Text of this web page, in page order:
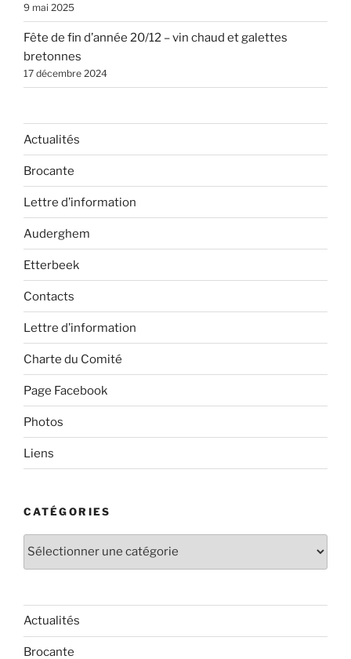
9 mai 2025
Fête de fin d’année 20/12 – vin chaud et galettes
bretonnes
17 décembre 2024
Actualités
Brocante
Lettre d’information
Auderghem
Etterbeek
Contacts
Lettre d’information
Charte du Comité
Page Facebook
Photos
Liens
CATÉGORIES
Catégories
Actualités
Brocante